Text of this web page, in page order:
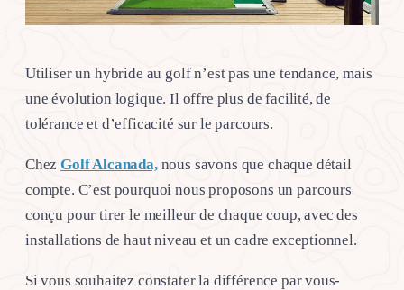
Utiliser un hybride au golf n’est pas une tendance, mais
une évolution logique. Il offre plus de facilité, de
tolérance et d’efficacité sur le parcours.
ChezGolf Alcanada,nous savons que chaque détail
compte. C’est pourquoi nous proposons un parcours
conçu pour tirer le meilleur de chaque coup, avec des
installations de haut niveau et un cadre exceptionnel.
Si vous souhaitez constater la différence par vous-